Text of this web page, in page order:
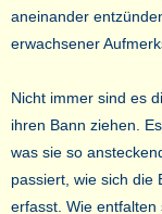
aneinander
erwachsener
Nicht immer sind es
ihren Bann ziehen.
was sie so
passiert, wie sich die
erfasst. Wie